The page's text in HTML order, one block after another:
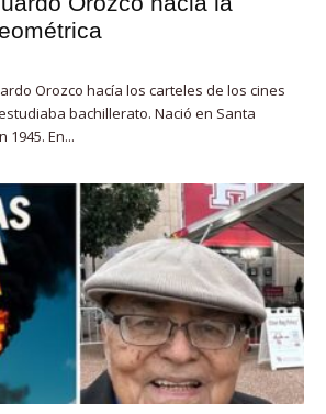
Orozco hacía los carteles de los cines
bachillerato. Nació en Santa
En...